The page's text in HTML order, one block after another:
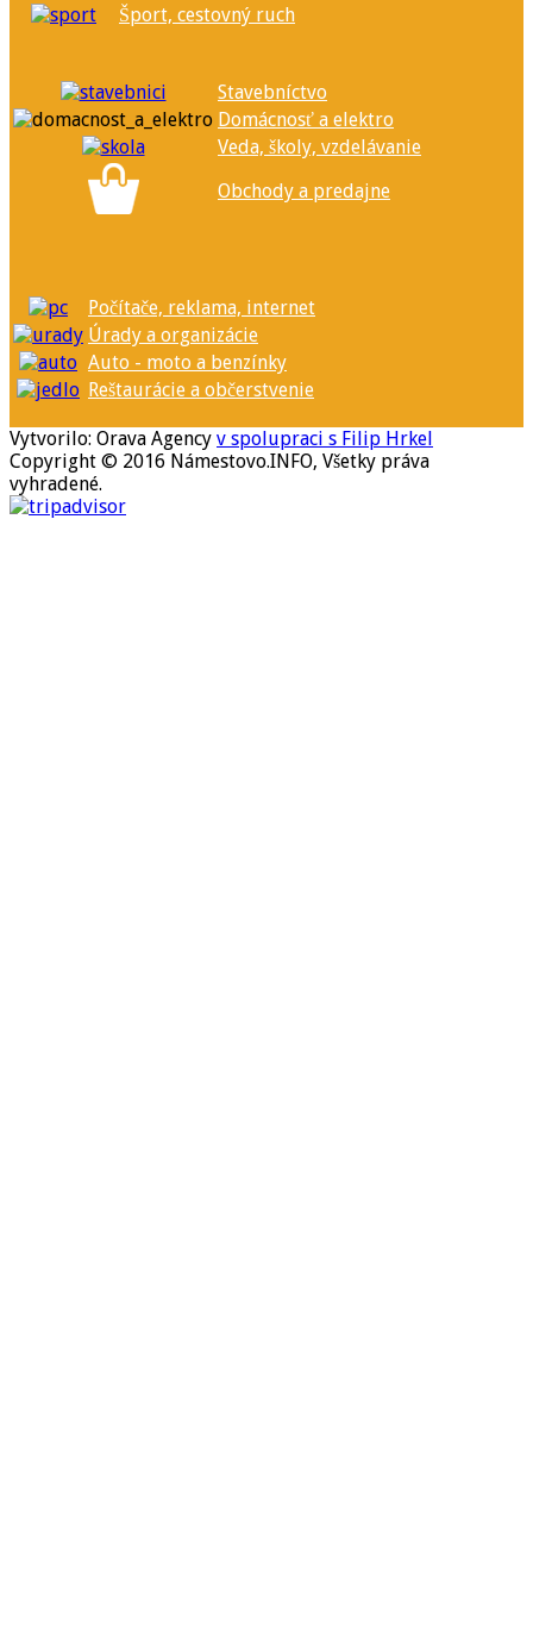
Šport, cestovný ruch
Stavebníctvo
Domácnosť a elektro
Veda, školy, vzdelávanie
Obchody a predajne
Počítače, reklama, internet
Úrady a organizácie
Auto - moto a benzínky
Reštaurácie a občerstvenie
Vytvorilo: Orava Agency v spolupraci s Filip Hrkel
Copyright © 2016 Námestovo.INFO, Všetky práva
vyhradené.